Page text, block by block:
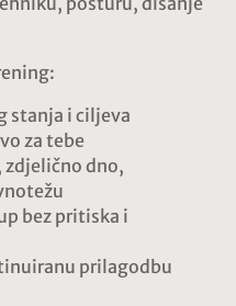
stanja i ciljeva
za tebe
zdjelično dno,
bez pritiska i
prilagodbu